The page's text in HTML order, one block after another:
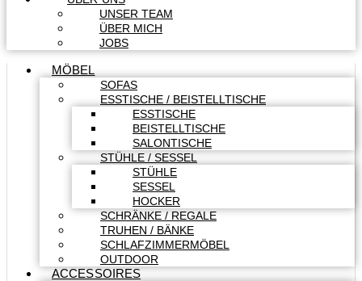
UNSER TEAM
ÜBER MICH
JOBS
MÖBEL
SOFAS
ESSTISCHE / BEISTELLTISCHE
ESSTISCHE
BEISTELLTISCHE
SALONTISCHE
STÜHLE / SESSEL
STÜHLE
SESSEL
HOCKER
SCHRÄNKE / REGALE
TRUHEN / BÄNKE
SCHLAFZIMMERMÖBEL
OUTDOOR
ACCESSOIRES